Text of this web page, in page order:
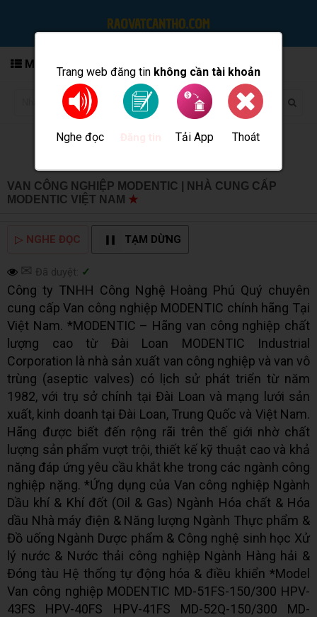
Trang web đăng tin không cần tài khoản
Nghe đọc Tải App Thoát
MENU
VAN CÔNG NGHIỆP MODENTIC | NHÀ CUNG CẤP
MODENTIC VIỆT NAM ★
▷ NGHE ĐỌC TẠM DỪNG
✉ Đã duyệt: ✓
Công ty TNHH Công Nghệ Hoàng Phú Quý chuyên
cung cấp Van công nghiệp MODENTIC chính hãng Tại
Việt Nam. *MODENTIC – Hãng van công nghiệp chất
lượng cao từ Đài Loan MODENTIC Industrial
Corporation là nhà sản xuất van công nghiệp và van vô
trùng (aseptic valves) có lịch sử phát triển từ năm
1982, với trụ sở chính tại Đài Loan và mạng lưới sản
xuất, kinh doanh tại Đài Loan, Trung Quốc và Việt Nam.
Hãng được biết đến rộng rãi trên thế giới nhờ chất
lượng sản phẩm vượt trội, thiết kế kỹ thuật cao và khả
năng đáp ứng yêu cầu khắt khe trong các ngành công
nghiệp nặng. *Ứng dụng của Van công nghiệp Ngành
Dầu khí & Khí đốt (Oil & Gas) Ngành Hóa chất & Hóa
dầu Nhà máy điện & Năng lượng Ngành Thực phẩm &
Đồ uống Ngành Dược phẩm & Công nghệ sinh học Xử
lý nước & Nước thải công nghiệp Ngành Hàng hải &
Đóng tàu Hệ thống tự động hóa & điều khiển *Model
Van công nghiệp MODENTIC MD-51FS-150/300 HPV-
43FS HPV-40FS HPV-41FS MD-52Q-150/300 MD-